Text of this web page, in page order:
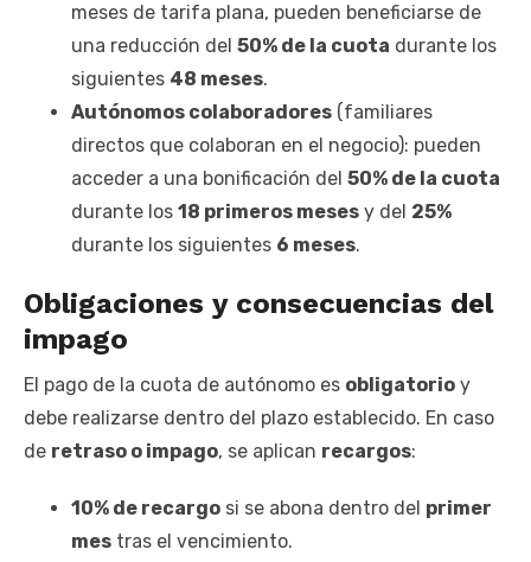
meses de tarifa plana, pueden beneficiarse de
una reducción del 50% de la cuota durante los
siguientes 48 meses.
Autónomos colaboradores (familiares
directos que colaboran en el negocio): pueden
acceder a una bonificación del 50% de la cuota
durante los 18 primeros meses y del 25%
durante los siguientes 6 meses.
Obligaciones y consecuencias del
impago
El pago de la cuota de autónomo es obligatorio y
debe realizarse dentro del plazo establecido. En caso
de retraso o impago, se aplican recargos:
10% de recargo si se abona dentro del primer
mes tras el vencimiento.